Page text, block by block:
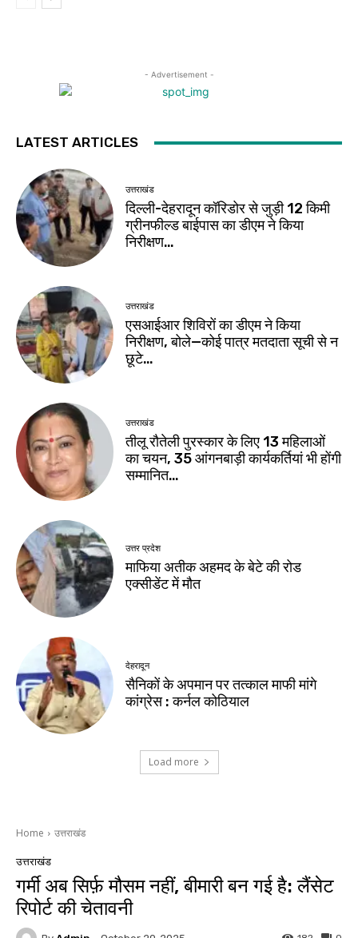
- Advertisement -
LATEST ARTICLES
उत्तराखंड
दिल्ली-देहरादून कॉरिडोर से जुड़ी 12 किमी
ग्रीनफील्ड बाईपास का डीएम ने किया
निरीक्षण…
उत्तराखंड
एसआईआर शिविरों का डीएम ने किया
निरीक्षण, बोले—कोई पात्र मतदाता सूची से न
छूटे…
उत्तराखंड
तीलू रौतेली पुरस्कार के लिए 13 महिलाओं
का चयन, 35 आंगनबाड़ी कार्यकर्तियां भी होंगी
सम्मानित…
उत्तर प्रदेश
माफिया अतीक अहमद के बेटे की रोड
एक्सीडेंट में मौत
देहरादून
सैनिकों के अपमान पर तत्काल माफी मांगे
कांग्रेस : कर्नल कोठियाल
Load more